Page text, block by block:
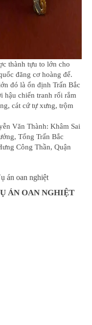
thành tựu to lớn cho
đăng cơ hoàng đế.
đó là ổn định Trấn Bắc
hậu chiến tranh rối rắm
cát cứ tự xưng, trộm
Văn Thành: Khâm Sai
Tổng Trấn Bắc
Công Thần, Quận
ÁN OAN NGHIỆT